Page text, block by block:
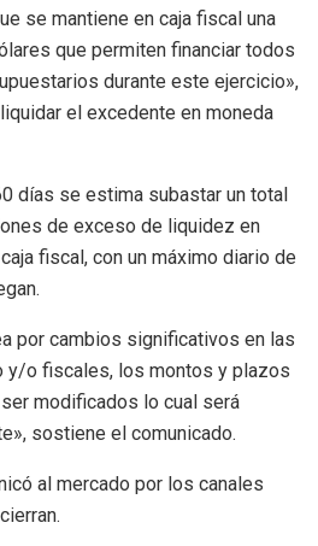
se mantiene en caja fiscal una
que permiten financiar todos
durante este ejercicio»,
el excedente en moneda
días se estima subastar un total
de exceso de liquidez en
fiscal, con un máximo diario de
por cambios significativos en las
y/o fiscales, los montos y plazos
modificados lo cual será
sostiene el comunicado.
al mercado por los canales